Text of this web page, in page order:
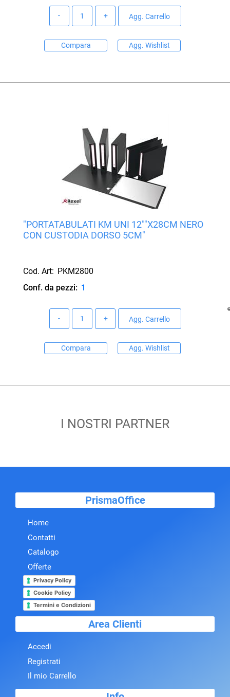
Agg. Carrello
Compara Agg. Wishlist
"PORTATABULATI KM UNI 12""X28CM NERO
CON CUSTODIA DORSO 5CM"
Cod. Art: PKM2800
Conf. da pezzi: 1
Agg. Carrello
Compara Agg. Wishlist
I NOSTRI PARTNER
PrismaOffice
Home
Contatti
Catalogo
Offerte
Privacy Policy
Cookie Policy
Termini e Condizioni
Area Clienti
Accedi
Registrati
Il mio Carrello